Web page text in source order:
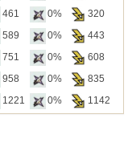
461 0% 320
589 0% 443
751 0% 608
958 0% 835
1221 0% 1142